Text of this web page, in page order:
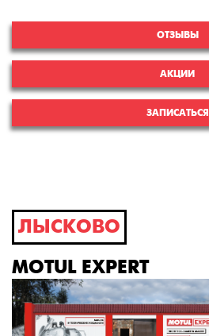
ОТЗЫВЫ
АКЦИИ
ЗАПИСАТЬСЯ
ЛЫСКОВО
MOTUL EXPERT